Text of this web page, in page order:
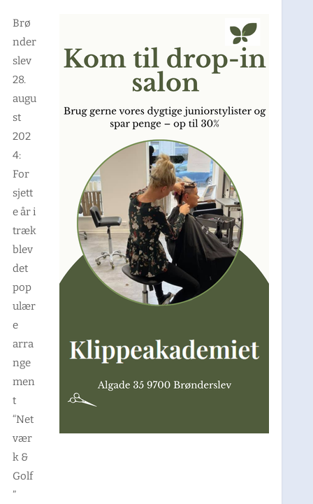
Brø
nder
slev
28.
augu
st
202
4:
For
sjett
e år i
træk
blev
det
pop
ulær
e
arra
nge
men
t
“Net
vær
k &
Golf
”